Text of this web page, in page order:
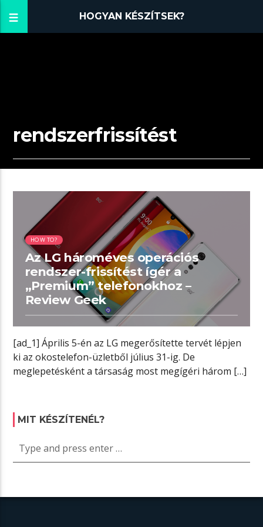
HOGYAN KÉSZÍTSEK?
rendszerfrissítést
02:19 READ TIME
HOW TO?
Az LG hároméves operációs
rendszer-frissítést ígér a
„Premium” telefonokhoz –
Review Geek
[ad_1] Április 5-én az LG megerősítette tervét lépjen
ki az okostelefon-üzletből július 31-ig. De
meglepetésként a társaság most megígéri három […]
MIT KÉSZÍTENÉL?